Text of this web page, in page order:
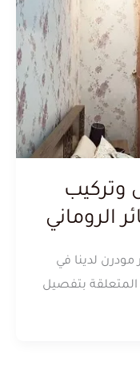
وتركيب
الروماني
لدينا في
بتفصيل